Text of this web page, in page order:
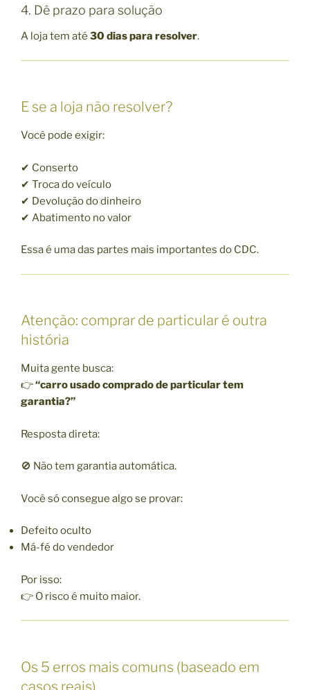
4. Dê prazo para solução
A loja tem até 30 dias para resolver.
E se a loja não resolver?
Você pode exigir:
✔ Conserto
✔ Troca do veículo
✔ Devolução do dinheiro
✔ Abatimento no valor
Essa é uma das partes mais importantes do CDC.
Atenção: comprar de particular é outra
história
Muita gente busca:
👉“carro usado comprado de particular tem
garantia?”
Resposta direta:
🚫 Não tem garantia automática.
Você só consegue algo se provar:
Defeito oculto
Má-fé do vendedor
Por isso:
👉 O risco é muito maior.
Os 5 erros mais comuns (baseado em
casos reais)